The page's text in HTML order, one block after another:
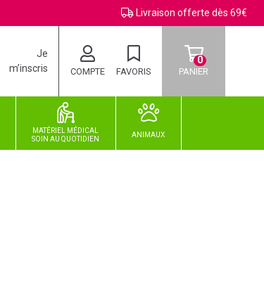
Livraison offerte dès 69€
Je
m’inscris
COMPTE FAVORIS PANIER
0
MATÉRIEL MÉDICAL
SOINAUQUOTIDIEN
ANIMAUX